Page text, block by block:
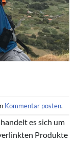
Kommentar posten.
es sich um
Produkte